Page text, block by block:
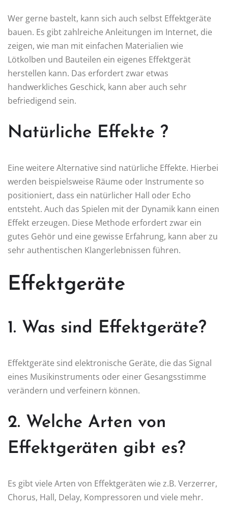
Wer gerne bastelt, kann sich auch selbst Effektgeräte
bauen. Es gibt zahlreiche Anleitungen im Internet, die
zeigen, wie man mit einfachen Materialien wie
Lötkolben und Bauteilen ein eigenes Effektgerät
herstellen kann. Das erfordert zwar etwas
handwerkliches Geschick, kann aber auch sehr
befriedigend sein.
Natürliche Effekte ?
Eine weitere Alternative sind natürliche Effekte. Hierbei
werden beispielsweise Räume oder Instrumente so
positioniert, dass ein natürlicher Hall oder Echo
entsteht. Auch das Spielen mit der Dynamik kann einen
Effekt erzeugen. Diese Methode erfordert zwar ein
gutes Gehör und eine gewisse Erfahrung, kann aber zu
sehr authentischen Klangerlebnissen führen.
Effektgeräte
1. Was sind Effektgeräte?
Effektgeräte sind elektronische Geräte, die das Signal
eines Musikinstruments oder einer Gesangsstimme
verändern und verfeinern können.
2. Welche Arten von
Effektgeräten gibt es?
Es gibt viele Arten von Effektgeräten wie z.B. Verzerrer,
Chorus, Hall, Delay, Kompressoren und viele mehr.